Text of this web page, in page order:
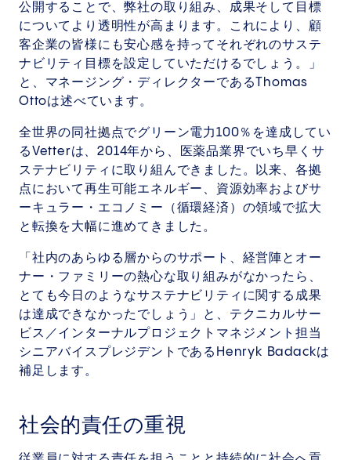
公開することで、弊社の取り組み、成果そして目標
についてより透明性が高まります。これにより、顧
客企業の皆様にも安心感を持ってそれぞれのサステ
ナビリティ目標を設定していただけるでしょう。」
と、マネージング・ディレクターであるThomas
Ottoは述べています。
全世界の同社拠点でグリーン電力100％を達成してい
るVetterは、2014年から、医薬品業界でいち早くサ
ステナビリティに取り組んできました。以来、各拠
点において再生可能エネルギー、資源効率およびサ
ーキュラー・エコノミー（循環経済）の領域で拡大
と転換を大幅に進めてきました。
「社内のあらゆる層からのサポート、経営陣とオー
ナー・ファミリーの熱心な取り組みがなかったら、
とても今日のようなサステナビリティに関する成果
は達成できなかったでしょう」と、テクニカルサー
ビス／インターナルプロジェクトマネジメント担当
シニアバイスプレジデントであるHenryk Badackは
補足します。
社会的責任の重視